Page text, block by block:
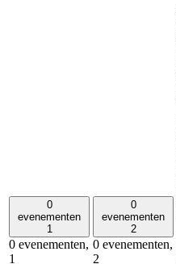
0
evenementen
1
0 evenementen,
1
0
evenementen
2
0 evenementen,
2